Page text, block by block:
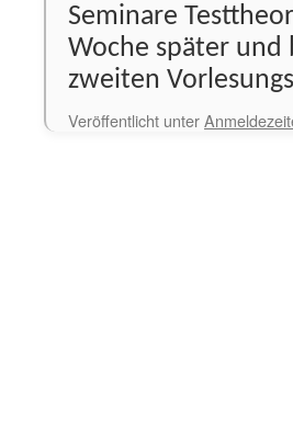
Seminare
Woche später und
zweiten
Veröffentlicht unter